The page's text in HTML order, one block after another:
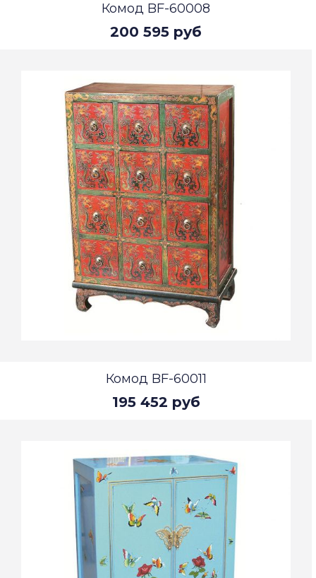
Комод BF-60008
200 595 руб
Комод BF-60011
195 452 руб